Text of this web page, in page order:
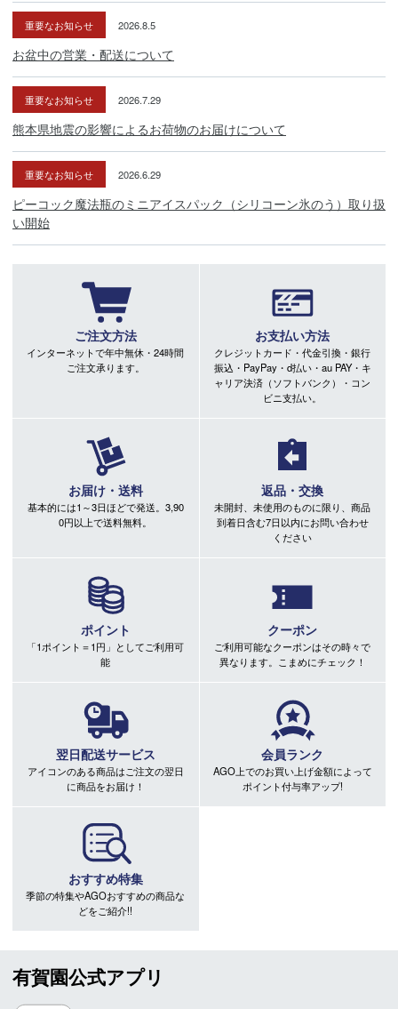
重要なお知らせ 2026.8.5
お盆中の営業・配送について
重要なお知らせ 2026.7.29
熊本県地震の影響によるお荷物のお届けについて
重要なお知らせ 2026.6.29
ピーコック魔法瓶のミニアイスパック（シリコーン氷のう）取り扱
い開始
ご注文方法
インターネットで年中無休・24時間
ご注文承ります。
お支払い方法
クレジットカード・代金引換・銀行
振込・PayPay・d払い・au PAY・キ
ャリア決済（ソフトバンク）・コン
ビニ支払い。
お届け・送料
基本的には1～3日ほどで発送。3,90
0円以上で送料無料。
返品・交換
未開封、未使用のものに限り、商品
到着日含む7日以内にお問い合わせ
ください
ポイント
「1ポイント＝1円」としてご利用可
能
クーポン
ご利用可能なクーポンはその時々で
異なります。こまめにチェック！
翌日配送サービス
アイコンのある商品はご注文の翌日
に商品をお届け！
会員ランク
AGO上でのお買い上げ金額によって
ポイント付与率アップ!
おすすめ特集
季節の特集やAGOおすすめの商品な
どをご紹介!!
有賀園公式アプリ